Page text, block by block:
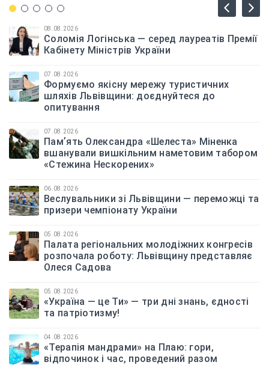
08.08.2026
Соломія Логінська — серед лауреатів Премії
Кабінету Міністрів України
07.08.2026
Формуємо якісну мережу туристичних
шляхів Львівщини: доєднуйтеся до
опитування
07.08.2026
Памʼять Олександра «Шелеста» Міненка
вшанували вишкільним наметовим табором
«Стежина Нескорених»
06.08.2026
Веслувальники зі Львівщини — переможці та
призери чемпіонату України
05.08.2026
Палата регіональних молодіжних конгресів
розпочала роботу: Львівщину представляє
Олеся Садова
05.08.2026
«Україна — це Ти» — три дні знань, єдності
та патріотизму!
04.08.2026
«Терапія мандрами» на Плаю: гори,
відпочинок і час, проведений разом